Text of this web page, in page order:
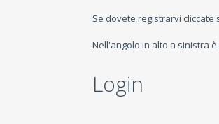
Se dovete registrarvi cliccate
Nell'angolo in alto a sinistra
Login